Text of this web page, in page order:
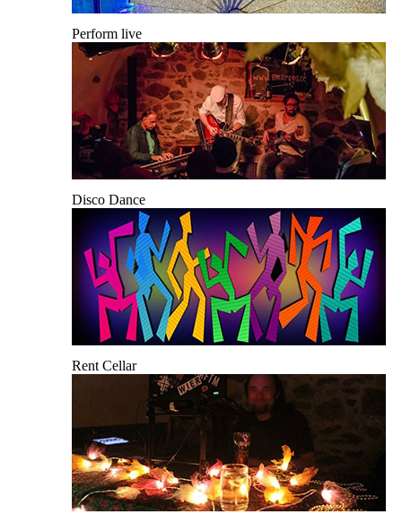
Perform live
Disco Dance
Rent Cellar